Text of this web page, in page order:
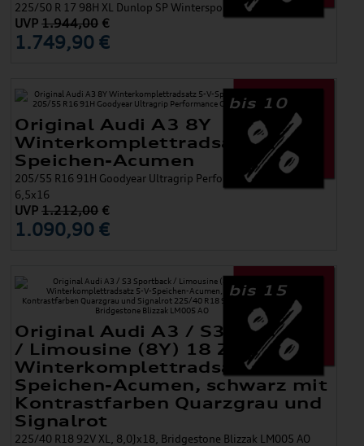
225/50 R 17 98H XL Dunlop SP Wintersport 4D AO, 7 J x 17
UVP1.944,00 €
1.749,90 €
bis 10
Original Audi A3 8Y
Winterkomplettradsatz 5-V-
Speichen-Acumen
205/55 R16 91H Goodyear Ultragrip Performance Gen 1 AO,
6,5x16
UVP1.212,00 €
1.090,90 €
bis 15
Original Audi A3 / S3 Sportback
/ Limousine (8Y) 18 Zoll
Winterkomplettradsatz 5-V-
Speichen-Acumen, schwarz mit
Kontrastfarben Quarzgrau und
Signalrot
225/40 R18 92V XL, 8,0Jx18, Bridgestone Blizzak LM005 AO